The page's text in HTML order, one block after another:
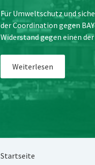
Für Umweltschutz und
der Coordination gegen
Widerstand gegen einen
Weiterlesen
Startseite